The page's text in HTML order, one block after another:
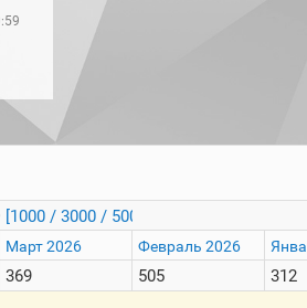
[1000 / 3000 / 5000]
Март 2026
369
Февраль 2026
505 312